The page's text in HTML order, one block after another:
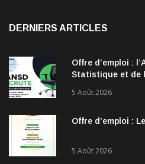
DERNIERS ARTICLES
Offre d’emploi :
Statistique et de
5 Août 2026
Offre d’emploi :
5 Août 2026